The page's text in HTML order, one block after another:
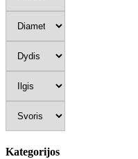
Kategorijos